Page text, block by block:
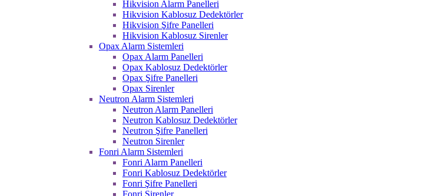
Hikvision Alarm Panelleri
Hikvision Kablosuz Dedektörler
Hikvision Şifre Panelleri
Hikvision Kablosuz Sirenler
Opax Alarm Sistemleri
Opax Alarm Panelleri
Opax Kablosuz Dedektörler
Opax Şifre Panelleri
Opax Sirenler
Neutron Alarm Sistemleri
Neutron Alarm Panelleri
Neutron Kablosuz Dedektörler
Neutron Şifre Panelleri
Neutron Sirenler
Fonri Alarm Sistemleri
Fonri Alarm Panelleri
Fonri Kablosuz Dedektörler
Fonri Şifre Panelleri
Fonri Sirenler